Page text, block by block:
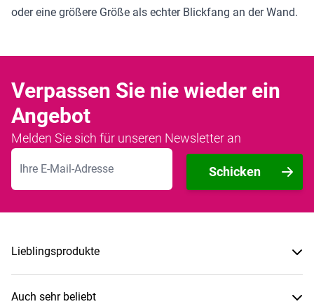
oder eine größere Größe als echter Blickfang an der Wand.
Verpassen Sie nie wieder ein
Angebot
Melden Sie sich für unseren Newsletter an
E-Mailadresse
Schicken
Lieblingsprodukte
Auch sehr beliebt